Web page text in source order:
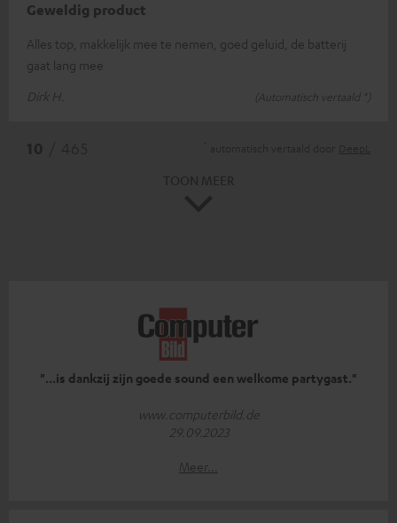
Geweldig product
Alles top, makkelijk mee te nemen, goed geluid, de batterij
gaat lang mee
Dirk H.
(Automatisch vertaald *)
"...is dankzij zijn goede sound een welkome partygast."
www.computerbild.de
29.09.2023
Meer...